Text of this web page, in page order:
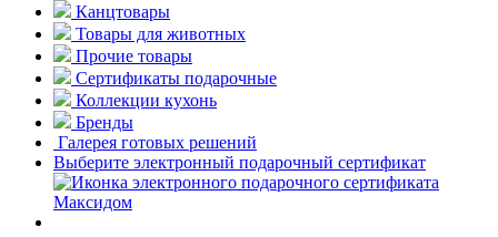
Канцтовары
Товары для животных
Прочие товары
Сертификаты подарочные
Коллекции кухонь
Бренды
Галерея готовых решений
Выберите электронный подарочный сертификат